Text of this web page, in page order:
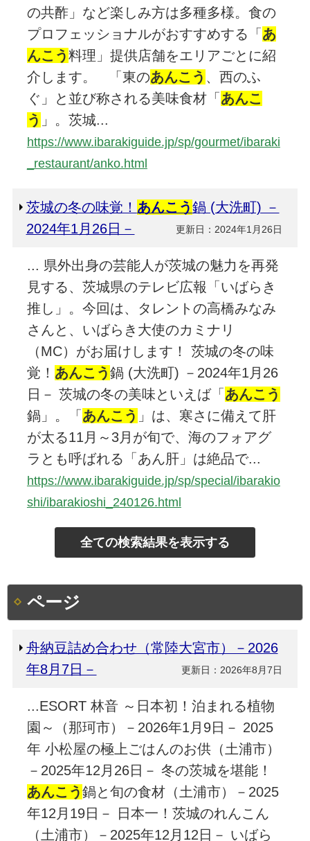
の共酢」など楽しみ方は多種多様。食の
プロフェッショナルがおすすめする「 あ
んこう料理」提供店舗をエリアごとに紹
介します。 「東のあんこう 、西のふ
ぐ」と並び称される美味食材「 あんこ
う 」。茨城...
https://www.ibarakiguide.jp/sp/gourmet/ibaraki
_restaurant/anko.html
茨城の冬の味覚！ あんこう鍋 (大洗町) －
2024年1月26日－
更新日：2024年1月26日
... 県外出身の芸能人が茨城の魅力を再発
見する、茨城県のテレビ広報「いばらき
推し」。今回は、タレントの高橋みなみ
さんと、いばらき大使のカミナリ
（MC）がお届けします！ 茨城の冬の味
覚！ あんこう鍋 (大洗町) －2024年1月26
日－ 茨城の冬の美味といえば「 あんこう
鍋」。「 あんこう 」は、寒さに備えて肝
が太る11月～3月が旬で、海のフォアグ
ラとも呼ばれる「あん肝」は絶品で...
https://www.ibarakiguide.jp/sp/special/ibarakio
shi/ibarakioshi_240126.html
ページ
舟納豆詰め合わせ（常陸大宮市）－2026
年8月7日－
更新日：2026年8月7日
...ESORT 林音 ～日本初！泊まれる植物
園～（那珂市）－2026年1月9日－ 2025
年 小松屋の極上ごはんのお供（土浦市）
－2025年12月26日－ 冬の茨城を堪能！
あんこう鍋と旬の食材（土浦市）－2025
年12月19日－ 日本一！茨城のれんこん
（土浦市）－2025年12月12日－ いばら